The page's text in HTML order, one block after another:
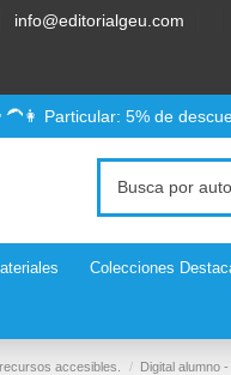
info@editorialgeu.com
Particular: 5% de
Colecciones
accesibles. Digital alumno